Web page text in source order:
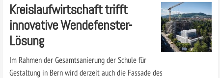
Kreislaufwirtschaft trifft
innovative Wendefenster-
Lösung
Im Rahmen der Gesamtsanierung der Schule für
Gestaltung in Bern wird derzeit auch die Fassade des